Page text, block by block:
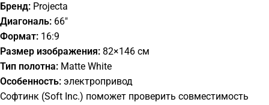
Бренд: Projecta
Диагональ: 66"
Формат: 16:9
Размер изображения: 82×146 см
Тип полотна: Matte White
Особенность: электропривод
Софтинк (Soft Inc.) поможет проверить совместимость